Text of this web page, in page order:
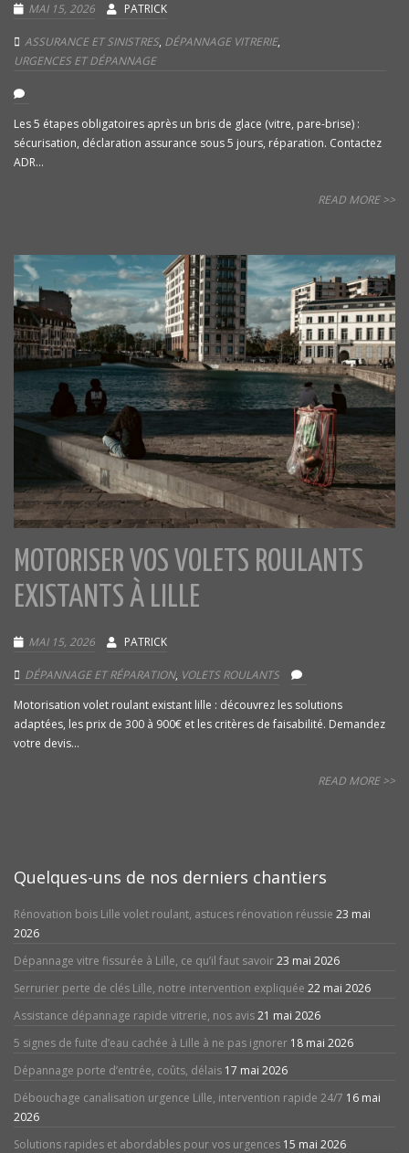
MAI 15, 2026 PATRICK
ASSURANCE ET SINISTRES, DÉPANNAGE VITRERIE,
URGENCES ET DÉPANNAGE
Les 5 étapes obligatoires après un bris de glace (vitre, pare-brise) :
sécurisation, déclaration assurance sous 5 jours, réparation. Contactez
ADR...
READ MORE >>
MOTORISER VOS VOLETS ROULANTS
EXISTANTS À LILLE
MAI 15, 2026 PATRICK
DÉPANNAGE ET RÉPARATION, VOLETS ROULANTS
Motorisation volet roulant existant lille : découvrez les solutions
adaptées, les prix de 300 à 900€ et les critères de faisabilité. Demandez
votre devis...
READ MORE >>
Quelques-uns de nos derniers chantiers
Rénovation bois Lille volet roulant, astuces rénovation réussie 23 mai
2026
Dépannage vitre fissurée à Lille, ce qu’il faut savoir23 mai 2026
Serrurier perte de clés Lille, notre intervention expliquée 22 mai 2026
Assistance dépannage rapide vitrerie, nos avis21 mai 2026
5 signes de fuite d’eau cachée à Lille à ne pas ignorer 18 mai 2026
Dépannage porte d’entrée, coûts, délais 17 mai 2026
Débouchage canalisation urgence Lille, intervention rapide 24/7 16 mai
2026
Solutions rapides et abordables pour vos urgences 15 mai 2026